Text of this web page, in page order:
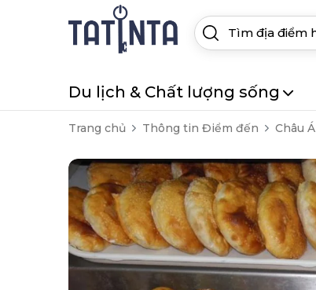
Du lịch & Chất lượng sống
Trang chủ Thông tin Điểm đến Châu Á